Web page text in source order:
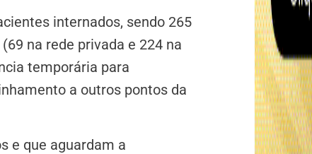
internados, sendo 265
na rede privada e 224 na
temporária para
a outros pontos da
e que aguardam a